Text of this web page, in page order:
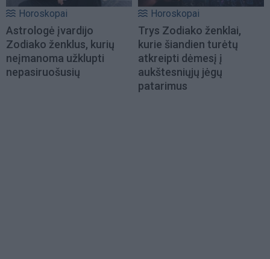
Horoskopai
Astrologė įvardijo
Zodiako ženklus, kurių
neįmanoma užklupti
nepasiruošusių
Horoskopai
Trys Zodiako ženklai,
kurie šiandien turėtų
atkreipti dėmesį į
aukštesniųjų jėgų
patarimus